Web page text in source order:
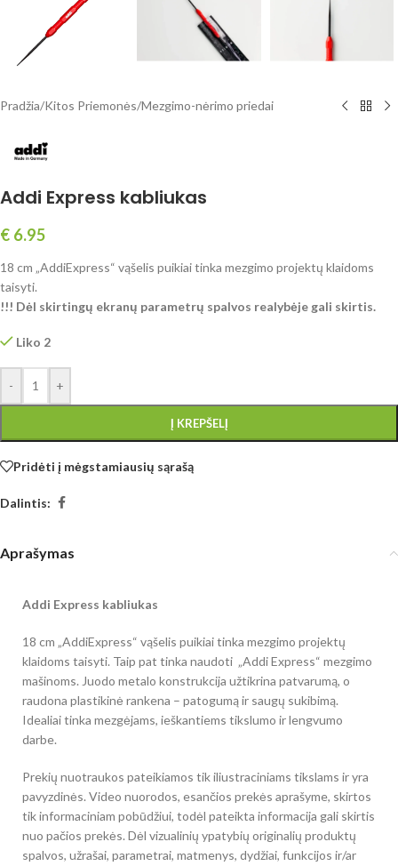
Pradžia/Kitos Priemonės/Mezgimo-nėrimo priedai
Addi Express kabliukas
€ 6.95
18 cm „AddiExpress“ vąšelis puikiai tinka mezgimo projektų klaidoms
taisyti.
!!! Dėl skirtingų ekranų parametrų spalvos realybėje gali skirtis.
Liko 2
- +
Į KREPŠELĮ
Pridėti į mėgstamiausių sąrašą
Dalintis:
Aprašymas
Addi Express kabliukas
18 cm „AddiExpress“ vąšelis puikiai tinka mezgimo projektų
klaidoms taisyti. Taip pat tinka naudoti „Addi Express“ mezgimo
mašinoms. Juodo metalo konstrukcija užtikrina patvarumą, o
raudona plastikinė rankena – patogumą ir saugų sukibimą.
Idealiai tinka mezgėjams, ieškantiems tikslumo ir lengvumo
darbe.
Prekių nuotraukos pateikiamos tik iliustraciniams tikslams ir yra
pavyzdinės. Video nuorodos, esančios prekės aprašyme, skirtos
tik informaciniam pobūdžiui, todėl pateikta informacija gali skirtis
nuo pačios prekės. Dėl vizualinių ypatybių originalių produktų
spalvos, užrašai, parametrai, matmenys, dydžiai, funkcijos ir/ar